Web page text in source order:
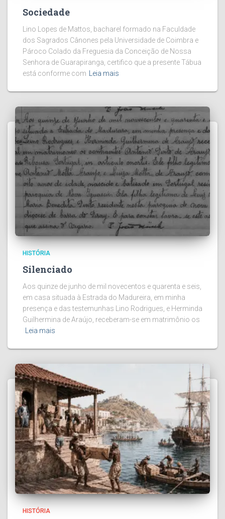
Sociedade
Lino Lopes de Mattos, bacharel formado na Faculdade
dos Sagrados Cânones pela Universidade de Coimbra e
Pároco Colado da Freguesia da Conceição de Nossa
Senhora de Guarapiranga, certifico que a presente Tábua
está conforme com
Leia mais
HISTÓRIA
Silenciado
Aos quinze de junho de mil novecentos e quarenta e seis,
em casa situada à Estrada do Madureira, em minha
presença e das testemunhas Lino Rodrigues, e Herminda
Guilhermina de Araújo, receberam-se em matrimônio os
Leia mais
HISTÓRIA